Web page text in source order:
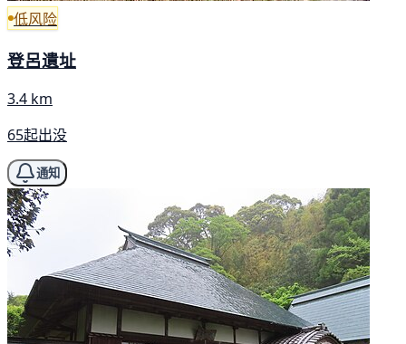
低风险
登呂遺址
3.4 km
65起出没
通知